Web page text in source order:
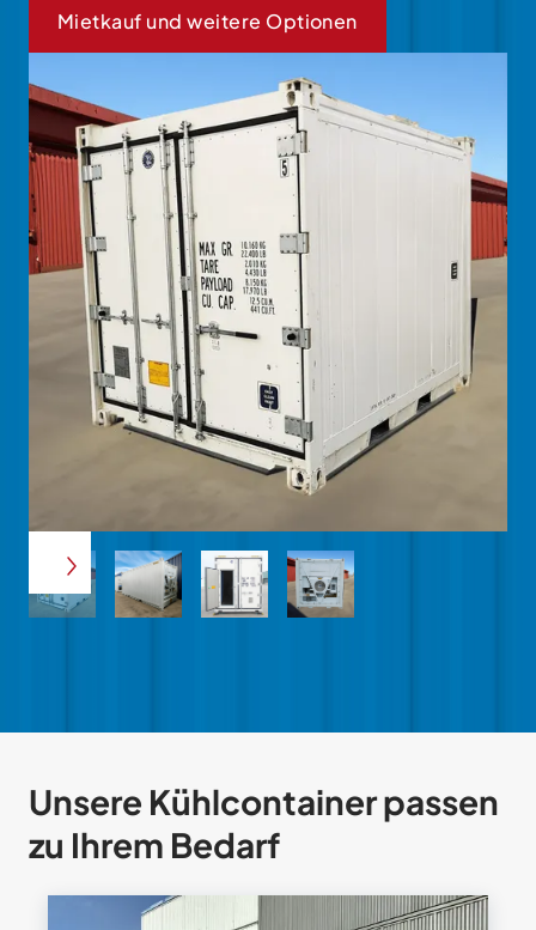
Mietkauf und weitere Optionen
Unsere Kühlcontainer passen
zu Ihrem Bedarf